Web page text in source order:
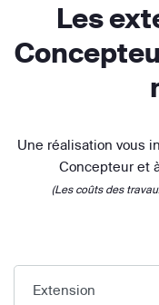
Les
Une réalisation vous
Concepteur et
(Les coûts des